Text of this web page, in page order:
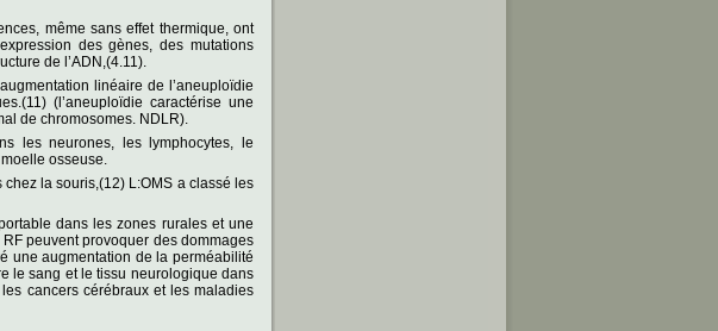
même sans effet thermique, ont
des gènes, des mutations
de l’ADN,(4.11).
linéaire de l’aneuploïdie
(l’aneuploïdie caractérise une
de chromosomes. NDLR).
les neurones, les lymphocytes, le
osseuse.
la souris,(12) L:OMS a classé les
dans les zones rurales et une
peuvent provoquer des dommages
une augmentation de la perméabilité
le sang et le tissu neurologique dans
cancers cérébraux et les maladies